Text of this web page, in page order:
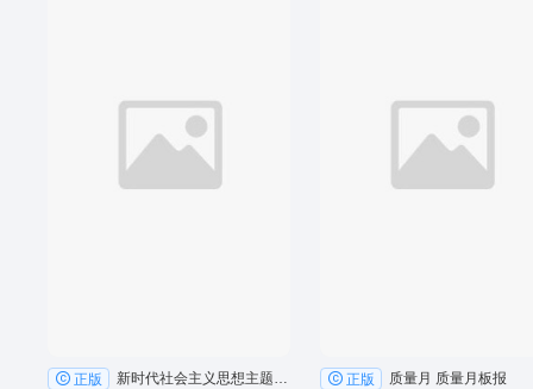
正版 新时代社会主义思想主题教育 正版 质量月 质量月板报